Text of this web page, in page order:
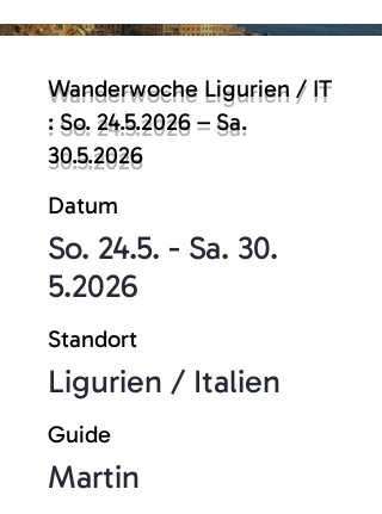
Wanderwoche Ligurien / IT
: So. 24.5.2026 – Sa.
30.5.2026
Datum
So. 24.5. - Sa. 30.
5.2026
Standort
Ligurien / Italien
Guide
Martin